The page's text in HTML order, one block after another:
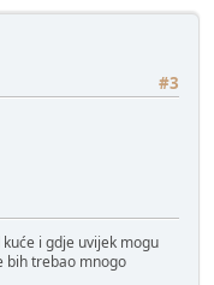
#3
i gdje uvijek mogu
bih trebao mnogo